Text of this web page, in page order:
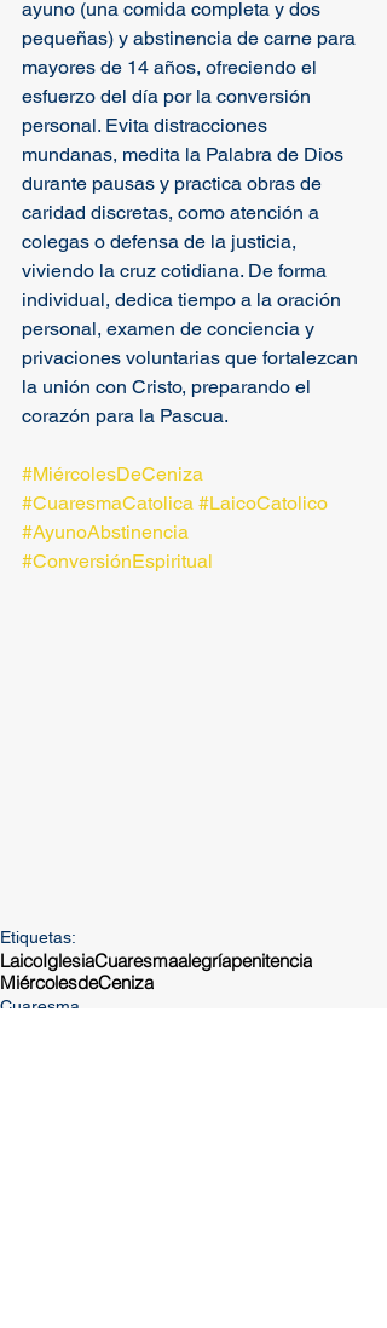
ayuno (una comida completa y dos
pequeñas) y abstinencia de carne para
mayores de 14 años, ofreciendo el
esfuerzo del día por la conversión
personal. Evita distracciones
mundanas, medita la Palabra de Dios
durante pausas y practica obras de
caridad discretas, como atención a
colegas o defensa de la justicia,
viviendo la cruz cotidiana. De forma
individual, dedica tiempo a la oración
personal, examen de conciencia y
privaciones voluntarias que fortalezcan
la unión con Cristo, preparando el
corazón para la Pascua.
#MiércolesDeCeniza
#CuaresmaCatolica #LaicoCatolico
#AyunoAbstinencia
#ConversiónEspiritual
Etiquetas:
LaicoIglesiaCuaresmaalegríapenitencia
MiércolesdeCeniza
Cuaresma